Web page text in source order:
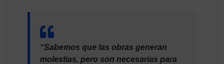
“Sabemos que las obras generan
molestias, pero son necesarias para